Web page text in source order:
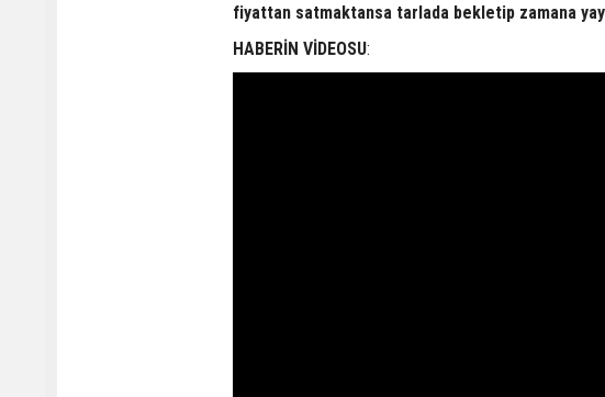
fiyattan satmaktansa tarlada bekletip zamana
HABERİN VİDEOSU: